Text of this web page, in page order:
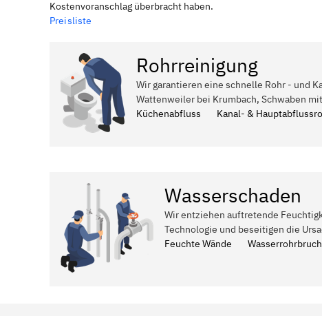
Kostenvoranschlag überbracht haben.
Preisliste
Rohrreinigung
Wir garantieren eine schnelle Rohr - und
Wattenweiler bei Krumbach, Schwaben
Küchenabfluss
Kanal- &
Wasserschaden
Wir entziehen auftretende
Technologie und beseitigen die
Feuchte Wände
Wasserrohrbruch